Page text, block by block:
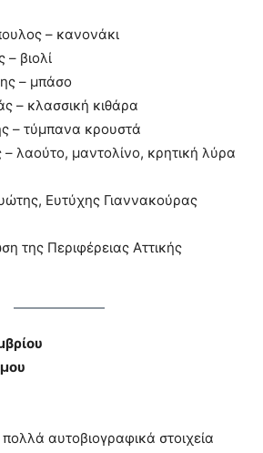
– κανονάκι
βιολί
– μπάσο
– κλασσική κιθάρα
– τύμπανα κρουστά
λαούτο, μαντολίνο, κρητική λύρα
Ευτύχης Γιαννακούρας
της Περιφέρειας Αττικής
αυτοβιογραφικά στοιχεία